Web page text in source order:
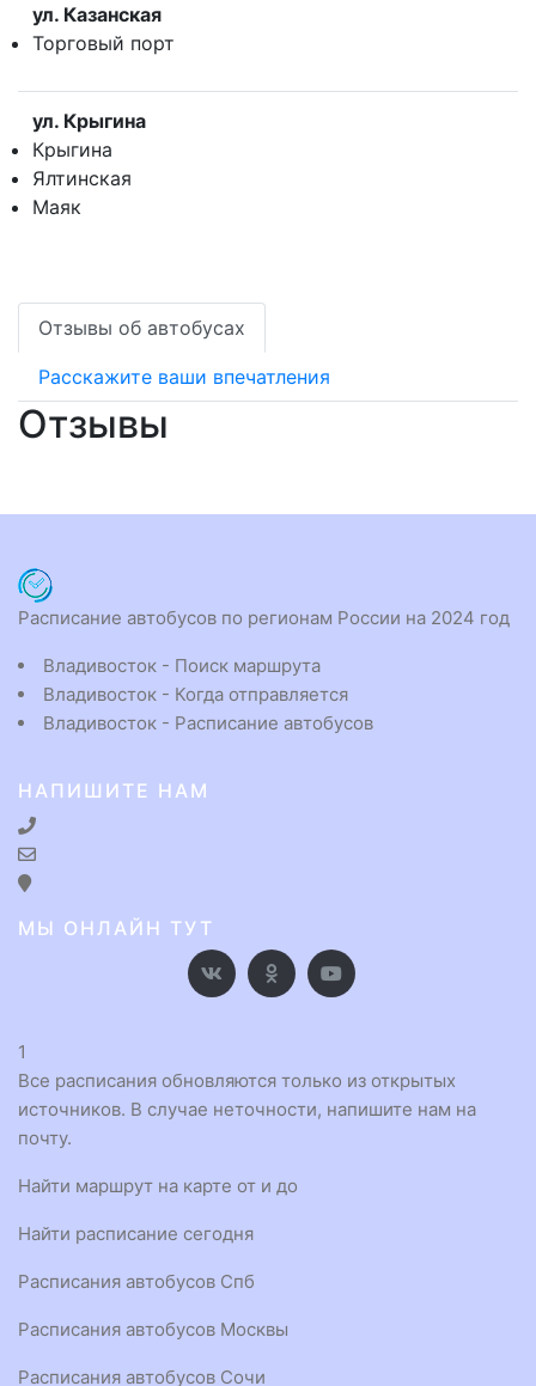
ул. Казанская
Торговый порт
ул. Крыгина
Крыгина
Ялтинская
Маяк
Отзывы об автобусах
Расскажите ваши впечатления
Отзывы
Расписание автобусов по регионам России на 2024 год
Владивосток - Поиск маршрута
Владивосток - Когда отправляется
Владивосток - Расписание автобусов
НАПИШИТЕ НАМ
МЫ ОНЛАЙН ТУТ
1
Все расписания обновляются только из открытых
источников. В случае неточности, напишите нам на
почту.
Найти маршрут на карте от и до
Найти расписание сегодня
Расписания автобусов Спб
Расписания автобусов Москвы
Расписания автобусов Сочи